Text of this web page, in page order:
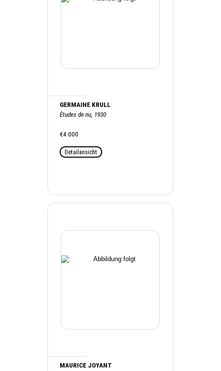
GERMAINE KRULL
Ètudes de nu, 1930
€4.000
Detailansicht
MAURICE JOYANT